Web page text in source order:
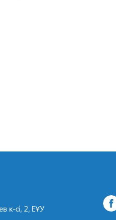
к-сі, 2, ЕҰУ